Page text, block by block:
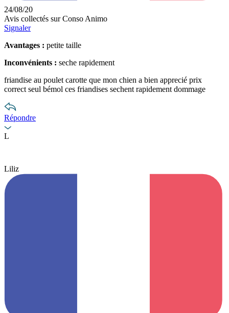
24/08/20
Avis collectés sur Conso Animo
Signaler
Avantages : petite taille
Inconvénients : seche rapidement
friandise au poulet carotte que mon chien a bien apprecié prix
correct seul bémol ces friandises sechent rapidement dommage
Répondre
L
Liliz